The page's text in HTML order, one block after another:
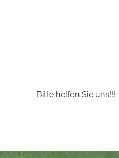
Bitte helfen Sie uns!!!